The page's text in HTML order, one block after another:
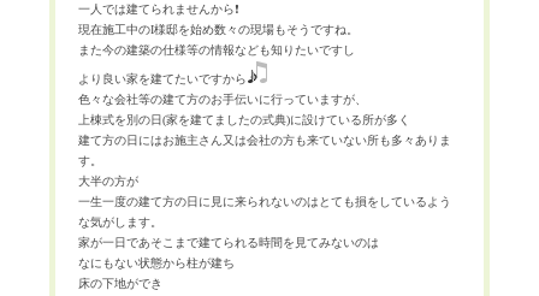
一人では建てられませんから❗
現在施工中のI様邸を始め数々の現場もそうですね。
また今の建築の仕様等の情報なども知りたいですし
より良い家を建てたいですから
色々な会社等の建て方のお手伝いに行っていますが、
上棟式を別の日(家を建てましたの式典)に設けている所が多く
建て方の日にはお施主さん又は会社の方も来ていない所も多々ありま
す。
大半の方が
一生一度の建て方の日に見に来られないのはとても損をしているよう
な気がします。
家が一日であそこまで建てられる時間を見てみないのは
なにもない状態から柱が建ち
床の下地ができ